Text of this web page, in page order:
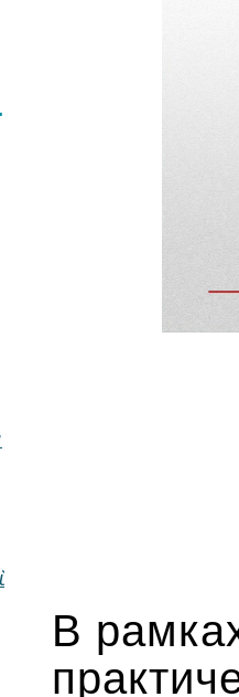
В